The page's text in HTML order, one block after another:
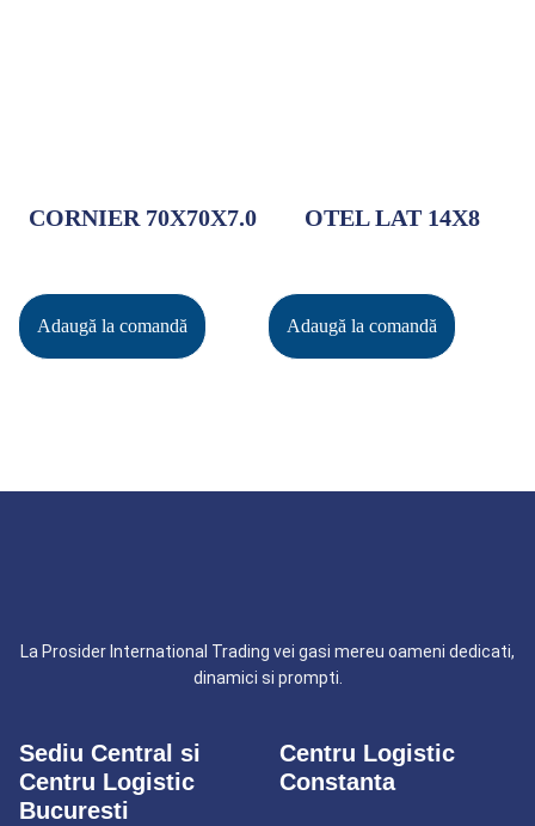
CORNIER 70X70X7.0
Adaugă la comandă
OTEL LAT 14X8
Adaugă la comandă
La Prosider International Trading vei gasi mereu oameni dedicati,
dinamici si prompti.
Sediu Central si
Centru Logistic
Bucuresti
Centru Logistic
Constanta